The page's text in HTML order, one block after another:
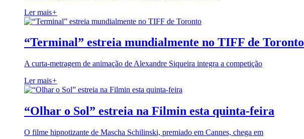
Ler mais+
“Terminal” estreia mundialmente no TIFF de Toronto
A curta-metragem de animação de Alexandre Siqueira integra a competição
Ler mais+
“Olhar o Sol” estreia na Filmin esta quinta-feira
O filme hipnotizante de Mascha Schilinski, premiado em Cannes, chega em